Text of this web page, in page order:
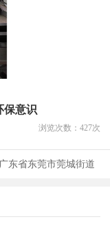
保意识
浏览次数： 427次
广东省东莞市莞城街道